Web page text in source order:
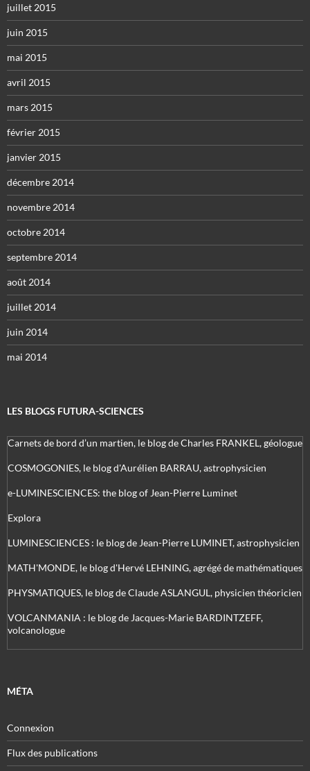
juillet 2015
juin 2015
mai 2015
avril 2015
mars 2015
février 2015
janvier 2015
décembre 2014
novembre 2014
octobre 2014
septembre 2014
août 2014
juillet 2014
juin 2014
mai 2014
LES BLOGS FUTURA-SCIENCES
Carnets de bord d’un martien, le blog de Charles FRANKEL, géologue
COSMOGONIES, le blog d'Aurélien BARRAU, astrophysicien
e-LUMINESCIENCES: the blog of Jean-Pierre Luminet
Explora
LUMINESCIENCES : le blog de Jean-Pierre LUMINET, astrophysicien
MATH'MONDE, le blog d'Hervé LEHNING, agrégé de mathématiques
PHYSMATIQUES, le blog de Claude ASLANGUL, physicien théoricien
VOLCANMANIA : le blog de Jacques-Marie BARDINTZEFF,
volcanologue
MÉTA
Connexion
Flux des publications